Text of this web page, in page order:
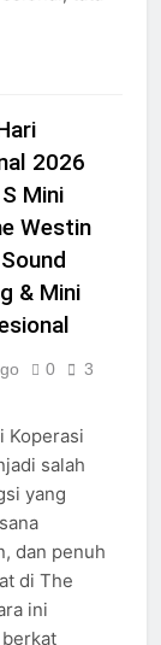
tata
2026
Mini
Westin
& Mini
Koperasi
salah
yang
dan penuh
di The
ini